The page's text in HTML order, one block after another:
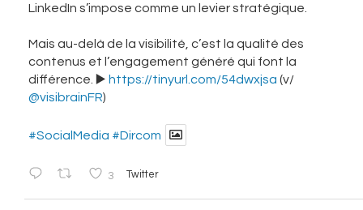
LinkedIn s’impose comme un levier stratégique.
Mais au-delà de la visibilité, c’est la qualité des
contenus et l’engagement généré qui font la
différence. ▶️ https://tinyurl.com/54dwxjsa (v/
@visibrainFR)
#SocialMedia #Dircom
3 Twitter